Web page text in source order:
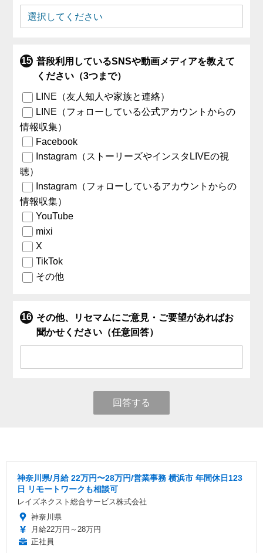
普段利用しているSNSや動画メディアを教えて
ください（3つまで）
LINE（友人知人や家族と連絡）
LINE（フォローしている公式アカウントからの
情報収集）
Facebook
Instagram（ストーリーズやインスタLIVEの視
聴）
Instagram（フォローしているアカウントからの
情報収集）
YouTube
mixi
X
TikTok
その他
その他、リセマムにご意見・ご要望があればお
聞かせください（任意回答）
回答する
神奈川県/月給 22万円〜28万円/営業事務 横浜市 年間休日123
日 リモートワークも相談可
レイズネクスト総合サービス株式会社
神奈川県
月給22万円～28万円
正社員